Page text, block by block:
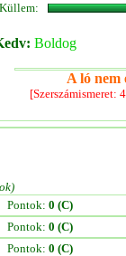
Küllem:
Boldog
A ló nem
[Szerszámismeret:
Pontok: 0 (C)
Pontok: 0 (C)
Pontok: 0 (C)